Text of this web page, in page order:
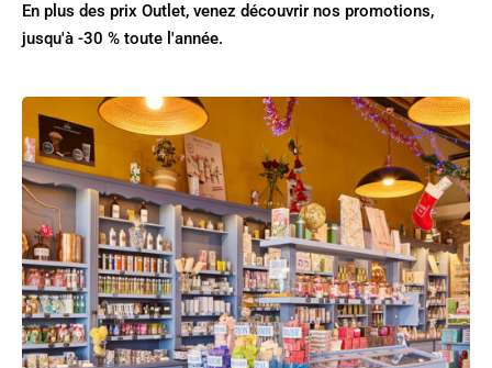
En plus des prix Outlet, venez découvrir nos promotions,
jusqu'à -30 % toute l'année.